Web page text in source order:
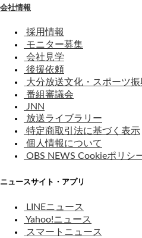
会社情報
採用情報
モニター募集
会社見学
後援依頼
大分放送文化・スポーツ振
番組審議会
JNN
放送ライブラリー
特定商取引法に基づく表示
個人情報について
OBS NEWS Cookieポリシ
ニュースサイト・アプリ
LINEニュース
Yahoo!ニュース
スマートニュース